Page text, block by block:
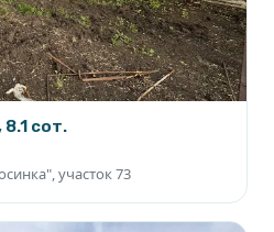
сот.
участок 73